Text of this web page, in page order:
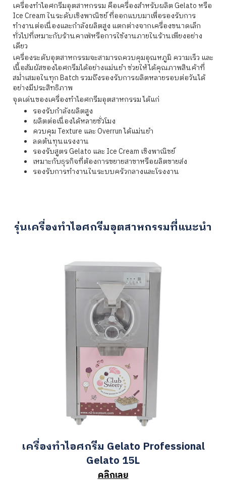
เครื่องทำไอศกรีมอุตสาหกรรม คือเครื่องสำหรับผลิต Gelato หรือ
Ice Cream ในระดับเชิงพาณิชย์ ที่ออกแบบมาเพื่อรองรับการ
ทำงานต่อเนื่องและกำลังผลิตสูง แตกต่างจากเครื่องขนาดเล็ก
ทั่วไปที่เหมาะกับร้านคาเฟ่หรือการใช้งานภายในร้านเพียงอย่าง
เดียว
เครื่องระดับอุตสาหกรรมจะสามารถควบคุมอุณหภูมิ ความเร็ว และ
เนื้อสัมผัสของไอศกรีมได้อย่างแม่นยำ ช่วยให้ได้คุณภาพสินค้าที่
สม่ำเสมอในทุก Batch รวมถึงรองรับการผลิตหลายรอบต่อวันได้
อย่างมีประสิทธิภาพ
จุดเด่นของเครื่องทำไอศกรีมอุตสาหกรรม ได้แก่
รองรับกำลังผลิตสูง
ผลิตต่อเนื่องได้หลายชั่วโมง
ควบคุม Texture และ Overrun ได้แม่นยำ
ลดต้นทุนแรงงาน
รองรับสูตร Gelato และ Ice Cream เชิงพาณิชย์
เหมาะกับธุรกิจที่ต้องการขยายสาขาหรือผลิตขายส่ง
รองรับการทำงานในระบบครัวกลางและโรงงาน
รุ่นเครื่องทำไอศกรีมอุตสาหกรรมที่แนะนำ
เครื่องทำไอศกรีม Gelato Professional
Gelato 15L
คลิกเลย